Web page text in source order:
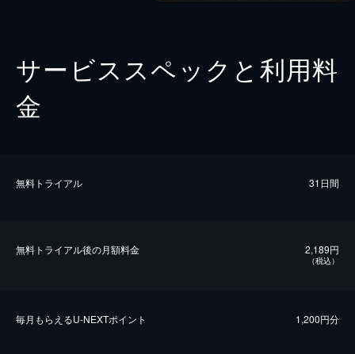
サービススペックと利用料
金
無料トライアル 31日間
無料トライアル後の⽉額料金 2,189円
（税込）
毎⽉もらえるU-NEXTポイント 1,200円分